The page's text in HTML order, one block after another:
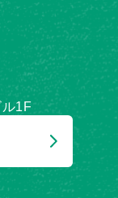
1F